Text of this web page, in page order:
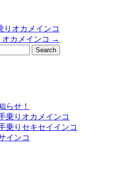
りオカメインコ
カメインコ →
らせ！
乗りオカメインコ
乗りセキセイインコ
インコ